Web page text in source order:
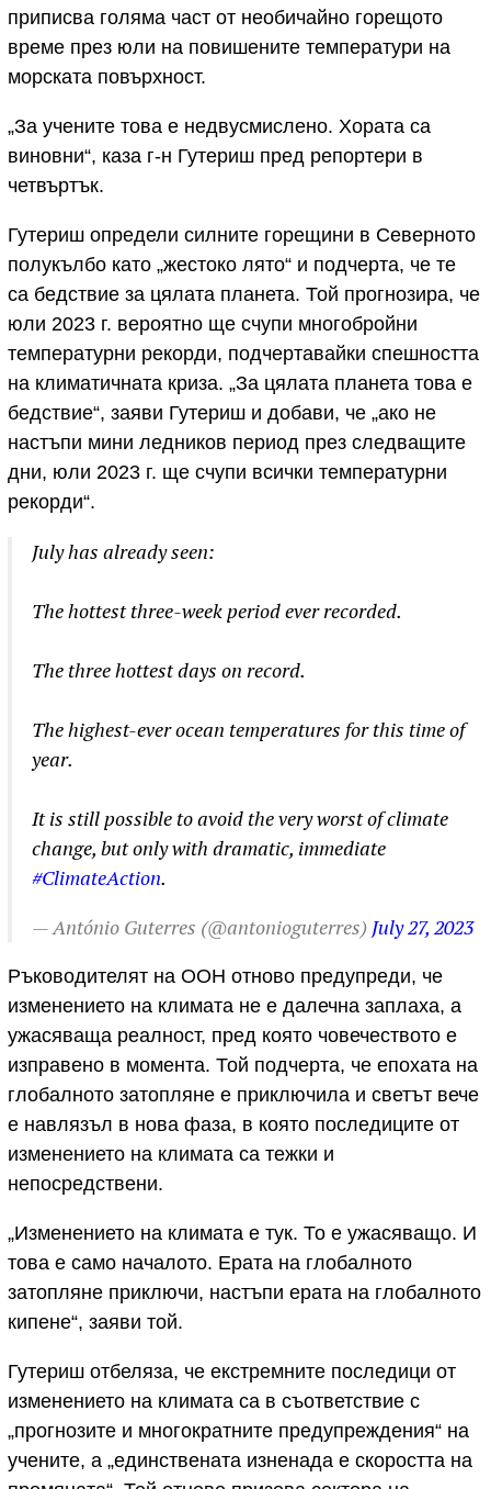
приписва голяма част от необичайно горещото
време през юли на повишените температури на
морската повърхност.
„За учените това е недвусмислено. Хората са
виновни“, каза г-н Гутериш пред репортери в
четвъртък.
Гутериш определи силните горещини в Северното
полукълбо като „жестоко лято“ и подчерта, че те
са бедствие за цялата планета. Той прогнозира, че
юли 2023 г. вероятно ще счупи многобройни
температурни рекорди, подчертавайки спешността
на климатичната криза. „За цялата планета това е
бедствие“, заяви Гутериш и добави, че „ако не
настъпи мини ледников период през следващите
дни, юли 2023 г. ще счупи всички температурни
рекорди“.
July has already seen:
The hottest three-week period ever recorded.
The three hottest days on record.
The highest-ever ocean temperatures for this time of
year.
It is still possible to avoid the very worst of climate
change, but only with dramatic, immediate
#ClimateAction.
— António Guterres (@antonioguterres) July 27, 2023
Ръководителят на ООН отново предупреди, че
изменението на климата не е далечна заплаха, а
ужасяваща реалност, пред която човечеството е
изправено в момента. Той подчерта, че епохата на
глобалното затопляне е приключила и светът вече
е навлязъл в нова фаза, в която последиците от
изменението на климата са тежки и
непосредствени.
„Изменението на климата е тук. То е ужасяващо. И
това е само началото. Ерата на глобалното
затопляне приключи, настъпи ерата на глобалното
кипене“, заяви той.
Гутериш отбеляза, че екстремните последици от
изменението на климата са в съответствие с
„прогнозите и многократните предупреждения“ на
учените, а „единствената изненада е скоростта на